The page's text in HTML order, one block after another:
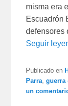
misma era
Escuadrón
defensores
Seguir
Publicado en
Parra,guerra
un